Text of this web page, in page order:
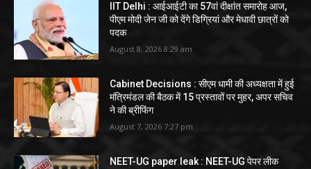
IIT Delhi : आईआईटी का 57वां दीक्षांत समारोह आज,
पीएम मोदी जेन जी को देंगे डिग्रियां और मेधावी छात्रों को
पदक
August 8, 2026 8:29 am
Cabinet Decisions : सीएम धामी की अध्यक्षता में हुई
मंत्रिमंडल की बैठक में 15 प्रस्तावों पर मुहर, अपर सचिव
ने की ब्रीफिंग
August 7, 2026 7:27 pm
NEET-UG paper leak : NEET-UG पेपर लीक